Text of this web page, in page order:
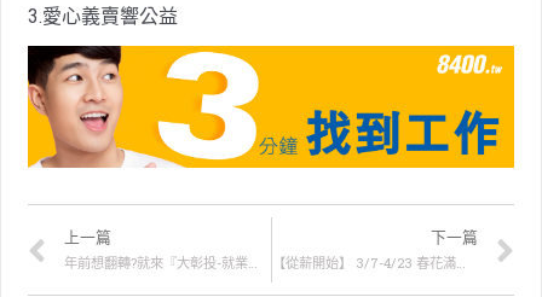
3.愛心義賣響公益
上一篇
年前想翻轉?就來『大彰投-就業快遞站』
下一篇
【從薪開始】 3/7-4/23 春花滿開，職缺大滿開！8400就博會開跑囉